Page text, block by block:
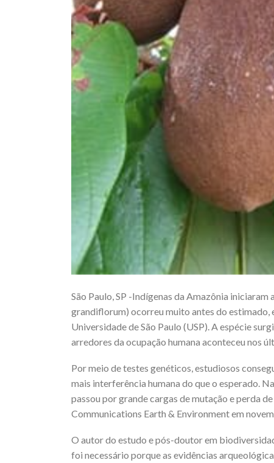
São Paulo, SP -Indígenas da Amazônia
grandiflorum) ocorreu muito antes do estimado,
Universidade de São Paulo (USP). A espécie
arredores da ocupação humana aconteceu nos
Por meio de testes genéticos, estudiosos
mais interferência humana do que o esperado.
passou por grande cargas de mutação e perda
Communications Earth & Environment em
O autor do estudo e pós-doutor em
foi necessário porque as evidências